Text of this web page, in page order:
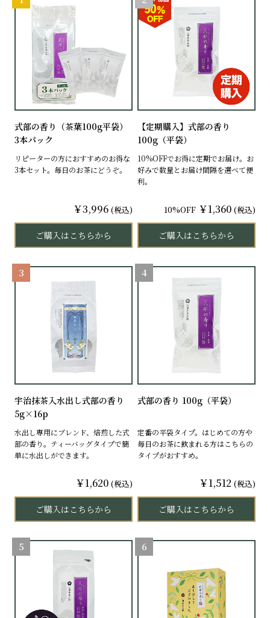
式部の香り（茶葉100g平袋）
3本パック
リピーターの方におすすめのお得な
3本セット。毎日のお茶にどうぞ。
￥3,996 (税込)
ご購入はこちらから
【定期購入】式部の香り
100g（平袋）
10%OFFでお得に定期でお届け。お
好みで数量とお届け間隔を選べて便
利。
10%OFF ￥1,360 (税込)
ご購入はこちらから
宇治抹茶入水出し式部の香り
5g×16p
水出し専用にブレンド、焙煎した式
部の香り。ティーバッグタイプで簡
単に水出しができます。
￥1,620 (税込)
ご購入はこちらから
式部の香り 100g（平袋）
定番の平袋タイプ。はじめての方や
毎日のお茶に飲まれる方はこちらの
タイプがおすすめ。
￥1,512 (税込)
ご購入はこちらから